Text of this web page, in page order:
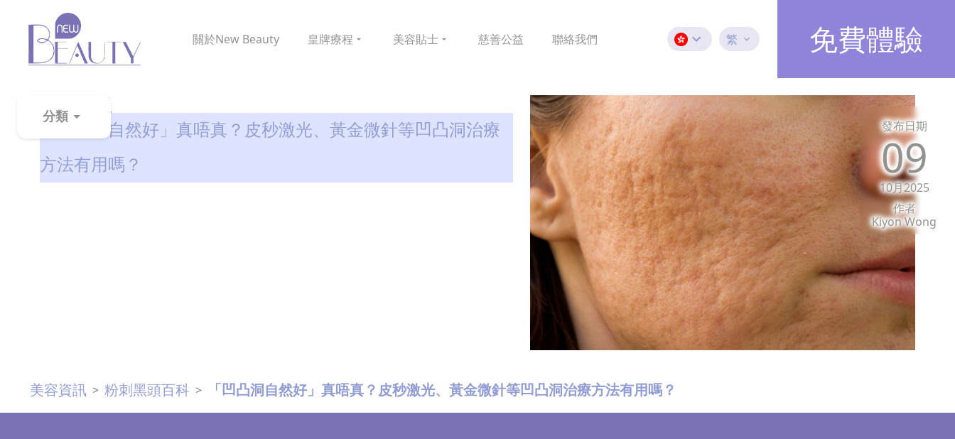
關於New Beauty 皇牌療程 美容貼士 慈善公益 聯絡我們 繁 免費體驗
分類
粉
刺
眼
袋
粉刺黑頭百科
「凹凸洞自然好」真唔真？皮秒激光、黃金微針等凹凸洞治療
方法有用嗎？
美容資訊 > 粉刺黑頭百科 > 「凹凸洞自然好」真唔真？皮秒激光、黃金微針等凹凸洞治療方法有用嗎？
發布日期
09
10月2025
作者
Kiyon Wong